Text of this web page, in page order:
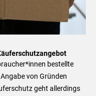
bestellte
von Gründen
geht allerdings